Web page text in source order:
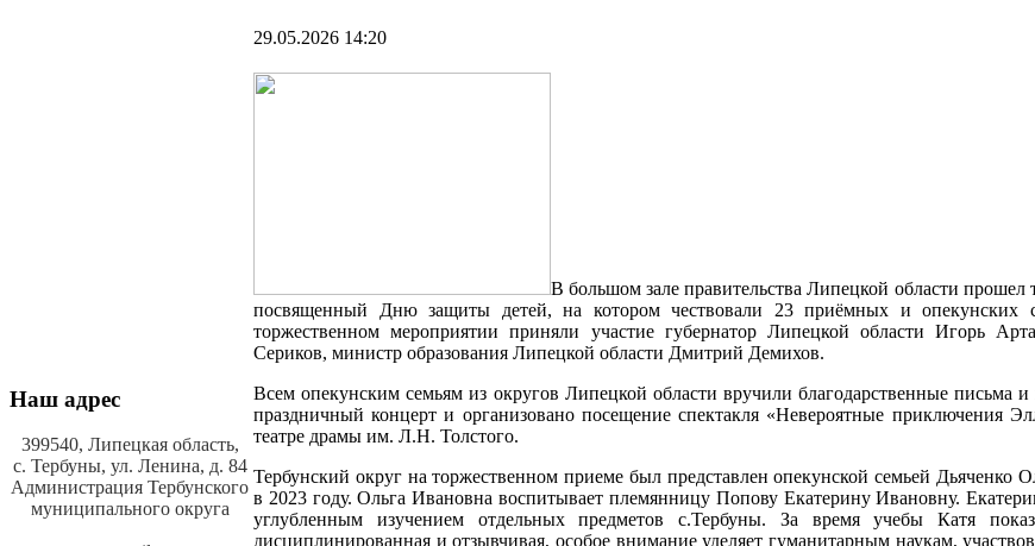
Наш адрес
399540, Липецкая область,
с. Тербуны, ул. Ленина, д. 84
Администрация Тербунского
муниципального округа
29.05.2026 14:20
В большом зале правительства Липецкой области
посвященный Дню защиты детей, на котором чествовали 23 приёмных и опекунских
торжественном мероприятии приняли участие губернатор Липецкой области Игорь
Сериков, министр образования Липецкой области Дмитрий Демихов.
Всем опекунским семьям из округов Липецкой области вручили благодарственные письма
праздничный концерт и организовано посещение спектакля «Невероятные приключения
театре драмы им. Л.Н. Толстого.
Тербунский округ на торжественном приеме был представлен опекунской семьей Дьяченко
в 2023 году. Ольга Ивановна воспитывает племянницу Попову Екатерину Ивановну.
углубленным изучением отдельных предметов с.Тербуны. За время учебы Катя
дисциплинированная и отзывчивая, особое внимание уделяет гуманитарным наукам,